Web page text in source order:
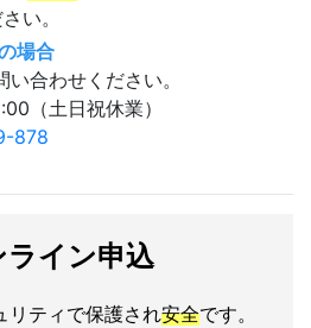
い。
場合
合わせください。
（土日祝休業）
878
ライン申込
リティで保護され安全です。